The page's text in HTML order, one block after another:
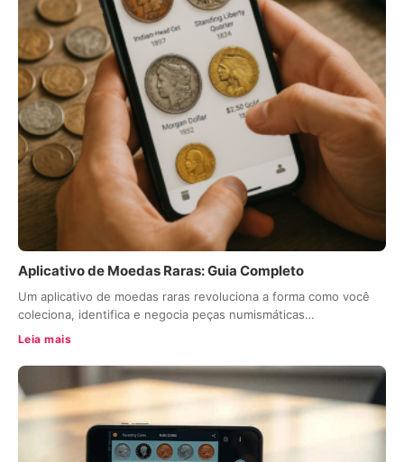
Aplicativo de Moedas Raras: Guia Completo
Um aplicativo de moedas raras revoluciona a forma como você
coleciona, identifica e negocia peças numismáticas…
Leia mais